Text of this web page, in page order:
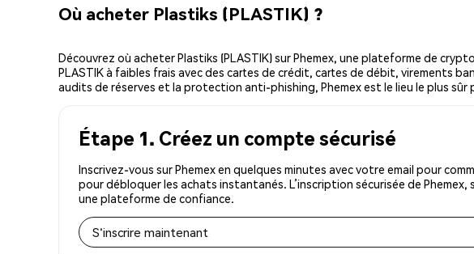
Où acheter Plastiks (PLASTIK) ?
Découvrez où acheter Plastiks (PLASTIK) sur Phemex, une plateforme de
PLASTIK à faibles frais avec des cartes de crédit, cartes de débit, virements
audits de réserves et la protection anti-phishing, Phemex est le lieu le plus
Étape 1. Créez un compte sécurisé
Inscrivez-vous sur Phemex en quelques minutes avec votre email pour
pour débloquer les achats instantanés. L’inscription sécurisée de
une plateforme de confiance.
S'inscrire maintenant